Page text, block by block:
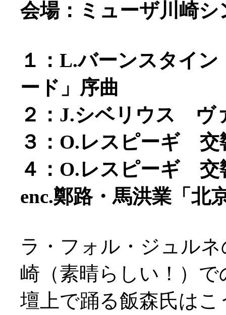
会場：ミューザ川崎
１：L.バーンスタイ
ード」序曲
２：J.シベリウス ヴ
３：O.レスピーギ 交
４：O.レスピーギ 交
enc.鄭路・馬洪業「北
ラ・フォル・ジュル
崎（素晴らしい！）で
壇上で踊る飯森氏は